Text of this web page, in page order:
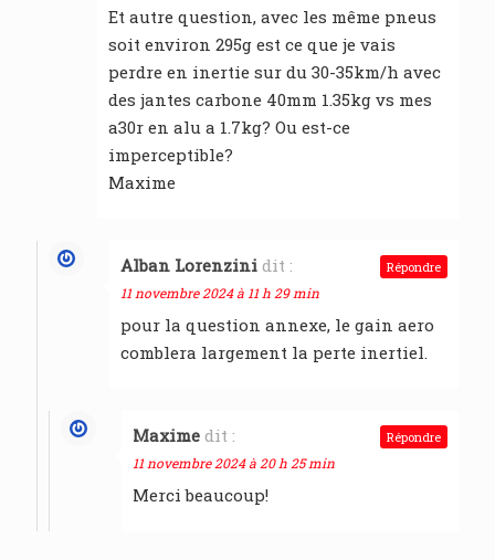
Et autre question, avec les même pneus
soit environ 295g est ce que je vais
perdre en inertie sur du 30-35km/h avec
des jantes carbone 40mm 1.35kg vs mes
a30r en alu a 1.7kg? Ou est-ce
imperceptible?
Maxime
Alban Lorenzini dit :
11 novembre 2024 à 11 h 29 min
pour la question annexe, le gain aero
comblera largement la perte inertiel.
Répondre
Maxime dit :
11 novembre 2024 à 20 h 25 min
Merci beaucoup!
Répondre